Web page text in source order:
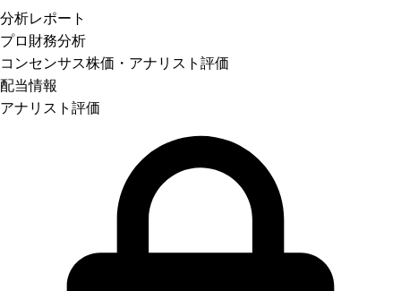
分析レポート
プロ 財務分析
コンセンサス株価 ・アナリスト評価
配当情報
アナリスト評価